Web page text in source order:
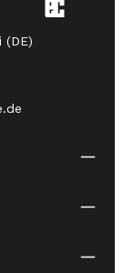
(DE)